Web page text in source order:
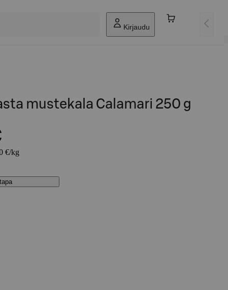
Kirjaudu
mustekala Calamari 250 g
€/kg